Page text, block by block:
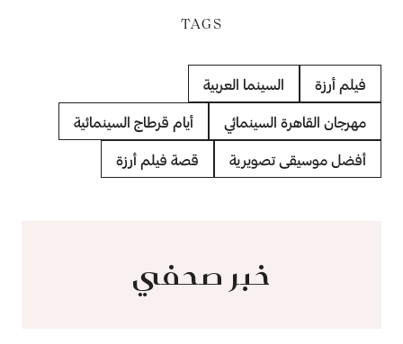
TAGS
فيلم أرزة السينما العربية
مهرجان القاهرة السينمائي أيام قرطاج السينمائية
أفضل موسيقى تصويرية قصة فيلم أرزة
خبر صحفي